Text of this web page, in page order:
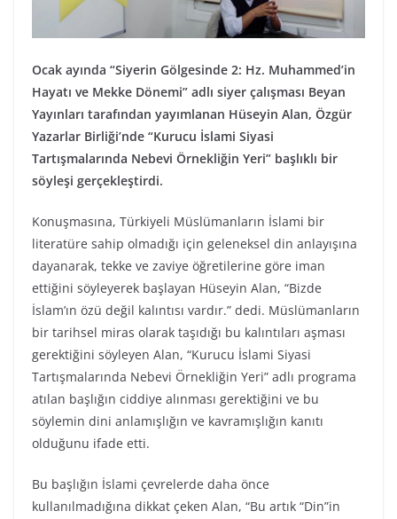
Ocak ayında “Siyerin Gölgesinde 2: Hz. Muhammed’in
Hayatı ve Mekke Dönemi” adlı siyer çalışması Beyan
Yayınları tarafından yayımlanan Hüseyin Alan, Özgür
Yazarlar Birliği’nde “Kurucu İslami Siyasi
Tartışmalarında Nebevi Örnekliğin Yeri” başlıklı bir
söyleşi gerçekleştirdi.
Konuşmasına, Türkiyeli Müslümanların İslami bir
literatüre sahip olmadığı için geleneksel din anlayışına
dayanarak, tekke ve zaviye öğretilerine göre iman
ettiğini söyleyerek başlayan Hüseyin Alan, “Bizde
İslam’ın özü değil kalıntısı vardır.” dedi. Müslümanların
bir tarihsel miras olarak taşıdığı bu kalıntıları aşması
gerektiğini söyleyen Alan, “Kurucu İslami Siyasi
Tartışmalarında Nebevi Örnekliğin Yeri” adlı programa
atılan başlığın ciddiye alınması gerektiğini ve bu
söylemin dini anlamışlığın ve kavramışlığın kanıtı
olduğunu ifade etti.
Bu başlığın İslami çevrelerde daha önce
kullanılmadığına dikkat çeken Alan, “Bu artık “Din”in